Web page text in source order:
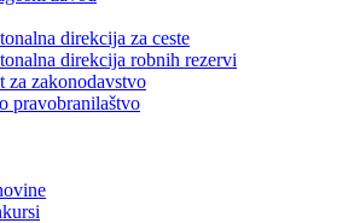
direkcija za ceste
direkcija robnih rezervi
za zakonodavstvo
pravobranilaštvo